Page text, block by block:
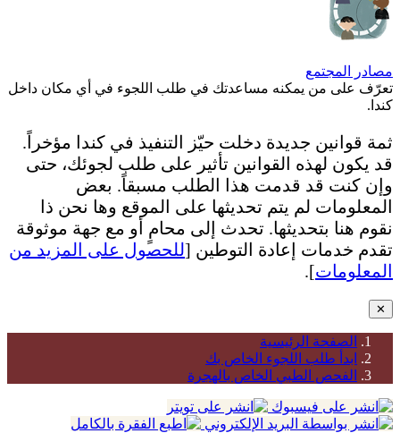
مصادر المجتمع
تعرّف على من يمكنه مساعدتك في طلب اللجوء في أي مكان داخل
كندا.
ثمة قوانين جديدة دخلت حيّز التنفيذ في كندا مؤخراً.
قد يكون لهذه القوانين تأثير على طلب لجوئك، حتى
وإن كنت قد قدمت هذا الطلب مسبقاً. بعض
المعلومات لم يتم تحديثها على الموقع وها نحن ذا
نقوم هنا بتحديثها. تحدث إلى محامٍ أو مع جهة موثوقة
تقدم خدمات إعادة التوطين [للحصول على المزيد من
المعلومات].
✕
الصفحة الرئيسية
ابدأ طلب اللجوء الخاص بك
الفحص الطبي الخاص بالهجرة